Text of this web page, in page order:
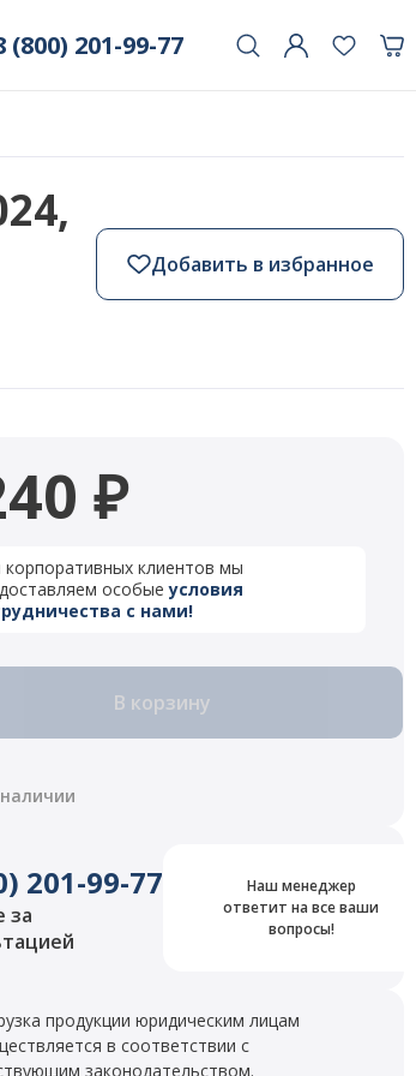
(800) 201-99-77
Добавить в избранное
₽
корпоративных клиентов мы
особыеусловия
с нами!
В корзину
201-99-77
за
Наш менеджер
ответит на все ваши
вопросы!
продукции юридическим лицам
в соответствии с
законодательством.